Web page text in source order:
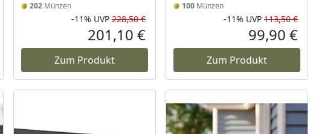
in ProzentPreis
Preis
202 Münzen
Rabatt in Prozent
-11%
Ursprünglicher Preis
UVP 228,50 €
Aktueller Preis
201,10 €
Zum Produkt
100 Münzen
-11% UVP 113,50 €
99,90 €
Zum Produkt